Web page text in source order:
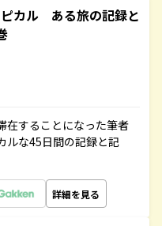
カル ある旅の記録と
在することになった筆者
ルな45日間の記録と記
詳細を見る